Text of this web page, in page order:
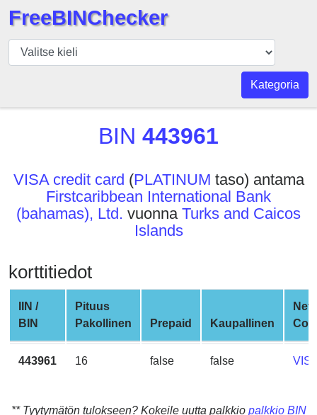
BIN
Tarkistaja
API
BIN
Generator
Checker
v2
BIN
CC
Generator
from
Banks
Credit
FreeBINChecker
Kategoria
BIN 443961
VISA credit card (PLATINUM taso) antama
Firstcaribbean International Bank
(bahamas), Ltd. vuonna Turks and Caicos
Islands
korttitiedot
IIN /
BIN
Pituus
Pakollinen
Prepaid Kaupallinen
443961 16 false false
** Tyytymätön tulokseen? Kokeile uutta palkkio palkkio BIN